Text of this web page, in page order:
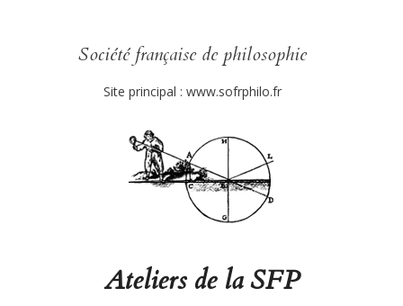
Société française de philosophie
Site principal : www.sofrphilo.fr
Ateliers de la SFP